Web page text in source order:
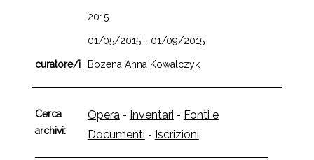
2015
01/05/2015 - 01/09/2015
curatore/i Bozena Anna Kowalczyk
Cerca
archivi:
Opera - Inventari - Fonti e
Documenti - Iscrizioni